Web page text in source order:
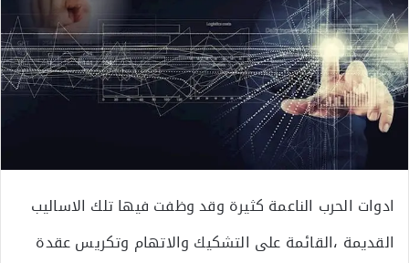
ادوات الحرب الناعمة كثيرة وقد وظفت فيها تلك الاساليب
القديمة ،القائمة على التشكيك والاتهام وتكريس عقدة